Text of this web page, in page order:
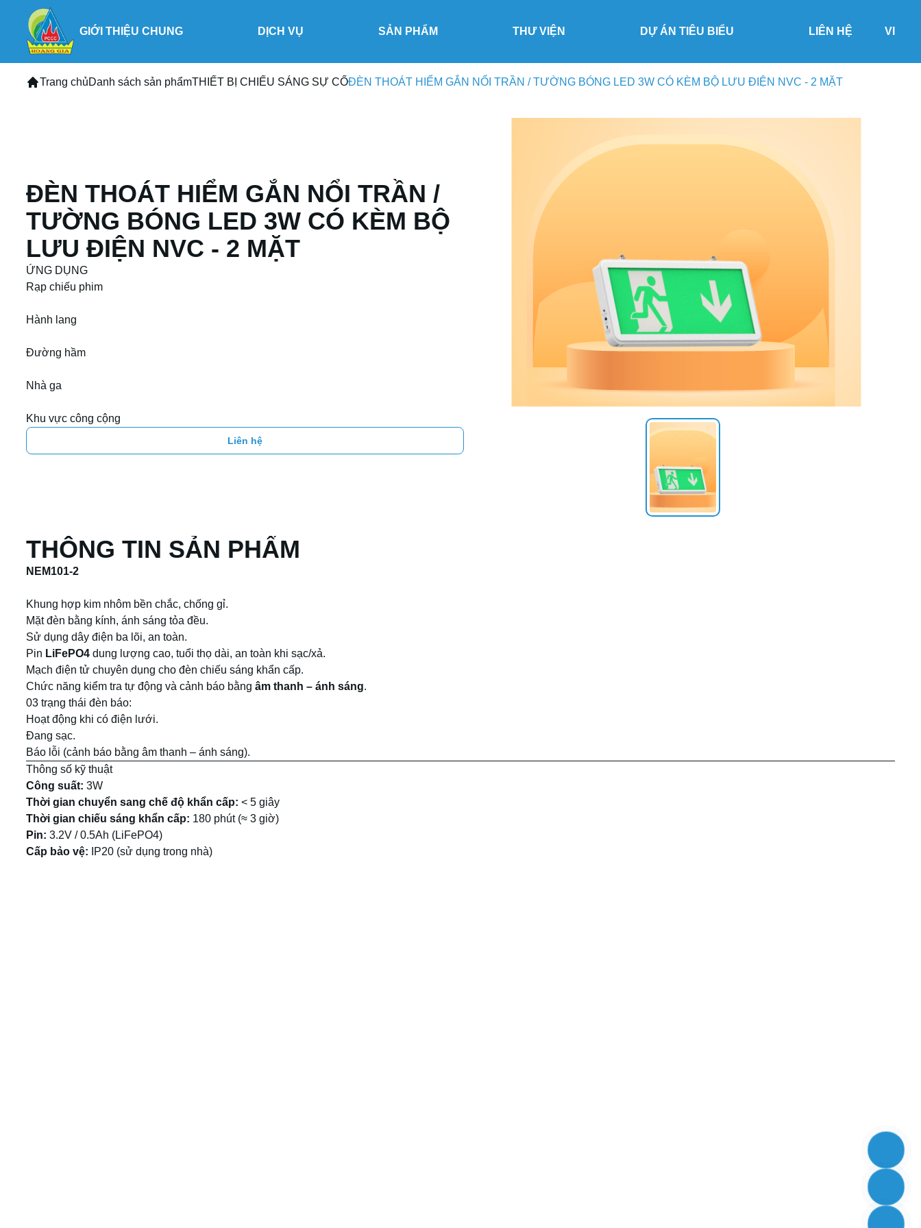
GIỚI THIỆU CHUNG DỊCH VỤ SẢN PHẨM THƯ VIỆN DỰ ÁN TIÊU BIỂU LIÊN HỆ VI
Trang chủDanh sách sản phẩmTHIẾT BỊ CHIẾU SÁNG SỰ CỐĐÈN THOÁT HIỂM GẮN NỔI TRẦN / TƯỜNG BÓNG LED 3W CÓ KÈM BỘ LƯU ĐIỆN NVC - 2 MẶT
ĐÈN THOÁT HIỂM GẮN NỔI TRẦN /
TƯỜNG BÓNG LED 3W CÓ KÈM BỘ
LƯU ĐIỆN NVC - 2 MẶT
ỨNG DỤNG
Rạp chiếu phim
Hành lang
Đường hầm
Nhà ga
Khu vực công cộng
Liên hệ
THÔNG TIN SẢN PHẨM
NEM101-2
Khung hợp kim nhôm bền chắc, chống gỉ.
Mặt đèn bằng kính, ánh sáng tỏa đều.
Sử dụng dây điện ba lõi, an toàn.
Pin LiFePO4 dung lượng cao, tuổi thọ dài, an toàn khi sạc/xả.
Mạch điện tử chuyên dụng cho đèn chiếu sáng khẩn cấp.
Chức năng kiểm tra tự động và cảnh báo bằng âm thanh – ánh sáng.
03 trạng thái đèn báo:
Hoạt động khi có điện lưới.
Đang sạc.
Báo lỗi (cảnh báo bằng âm thanh – ánh sáng).
Thông số kỹ thuật
Công suất: 3W
Thời gian chuyển sang chế độ khẩn cấp: < 5 giây
Thời gian chiếu sáng khẩn cấp: 180 phút (≈ 3 giờ)
Pin: 3.2V / 0.5Ah (LiFePO4)
Cấp bảo vệ: IP20 (sử dụng trong nhà)